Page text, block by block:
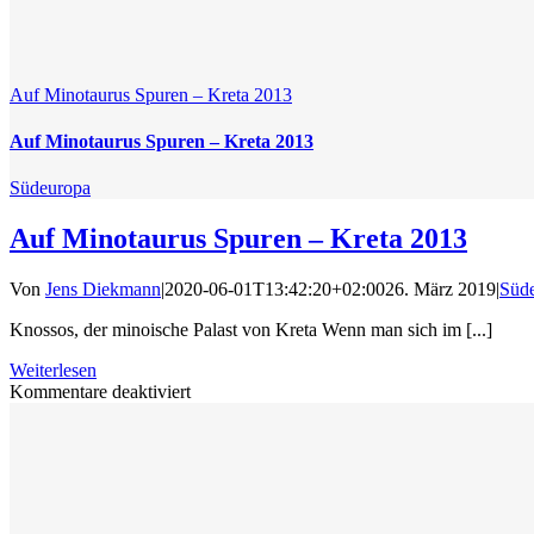
Auf Minotaurus Spuren – Kreta 2013
Auf Minotaurus Spuren – Kreta 2013
Südeuropa
Auf Minotaurus Spuren – Kreta 2013
Von Jens Diekmann|2020-06-01T13:42:20+02:0026. März 2019|
Knossos, der minoische Palast von Kreta Wenn man sich im [...]
Weiterlesen
Kommentare deaktiviertfür